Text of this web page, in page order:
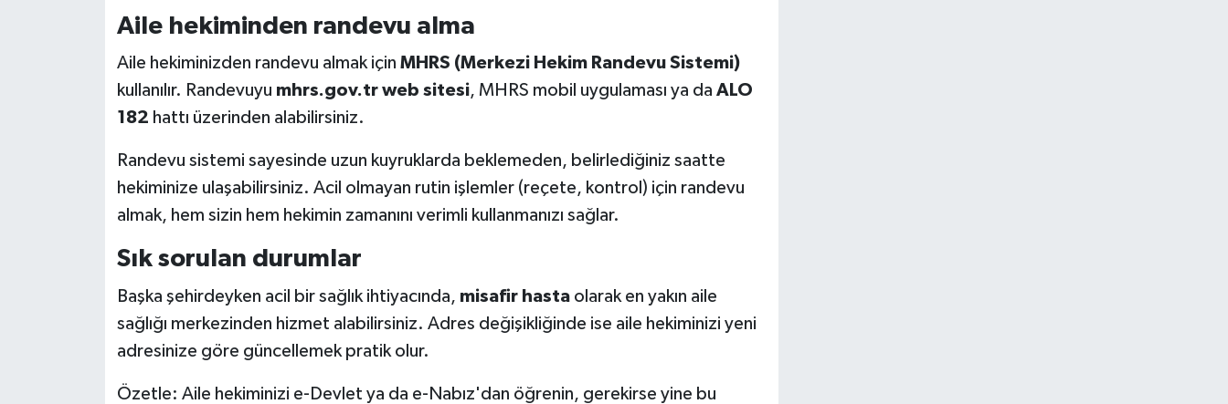
Aile hekiminden randevu alma
Aile hekiminizden randevu almak için MHRS (Merkezi Hekim Randevu Sistemi)
kullanılır. Randevuyu mhrs.gov.tr web sitesi, MHRS mobil uygulaması ya da ALO
182 hattı üzerinden alabilirsiniz.
Randevu sistemi sayesinde uzun kuyruklarda beklemeden, belirlediğiniz saatte
hekiminize ulaşabilirsiniz. Acil olmayan rutin işlemler (reçete, kontrol) için randevu
almak, hem sizin hem hekimin zamanını verimli kullanmanızı sağlar.
Sık sorulan durumlar
Başka şehirdeyken acil bir sağlık ihtiyacında, misafir hastaolarak en yakın aile
sağlığı merkezinden hizmet alabilirsiniz. Adres değişikliğinde ise aile hekiminizi yeni
adresinize göre güncellemek pratik olur.
Özetle: Aile hekiminizi e-Devlet ya da e-Nabız'dan öğrenin, gerekirse yine bu